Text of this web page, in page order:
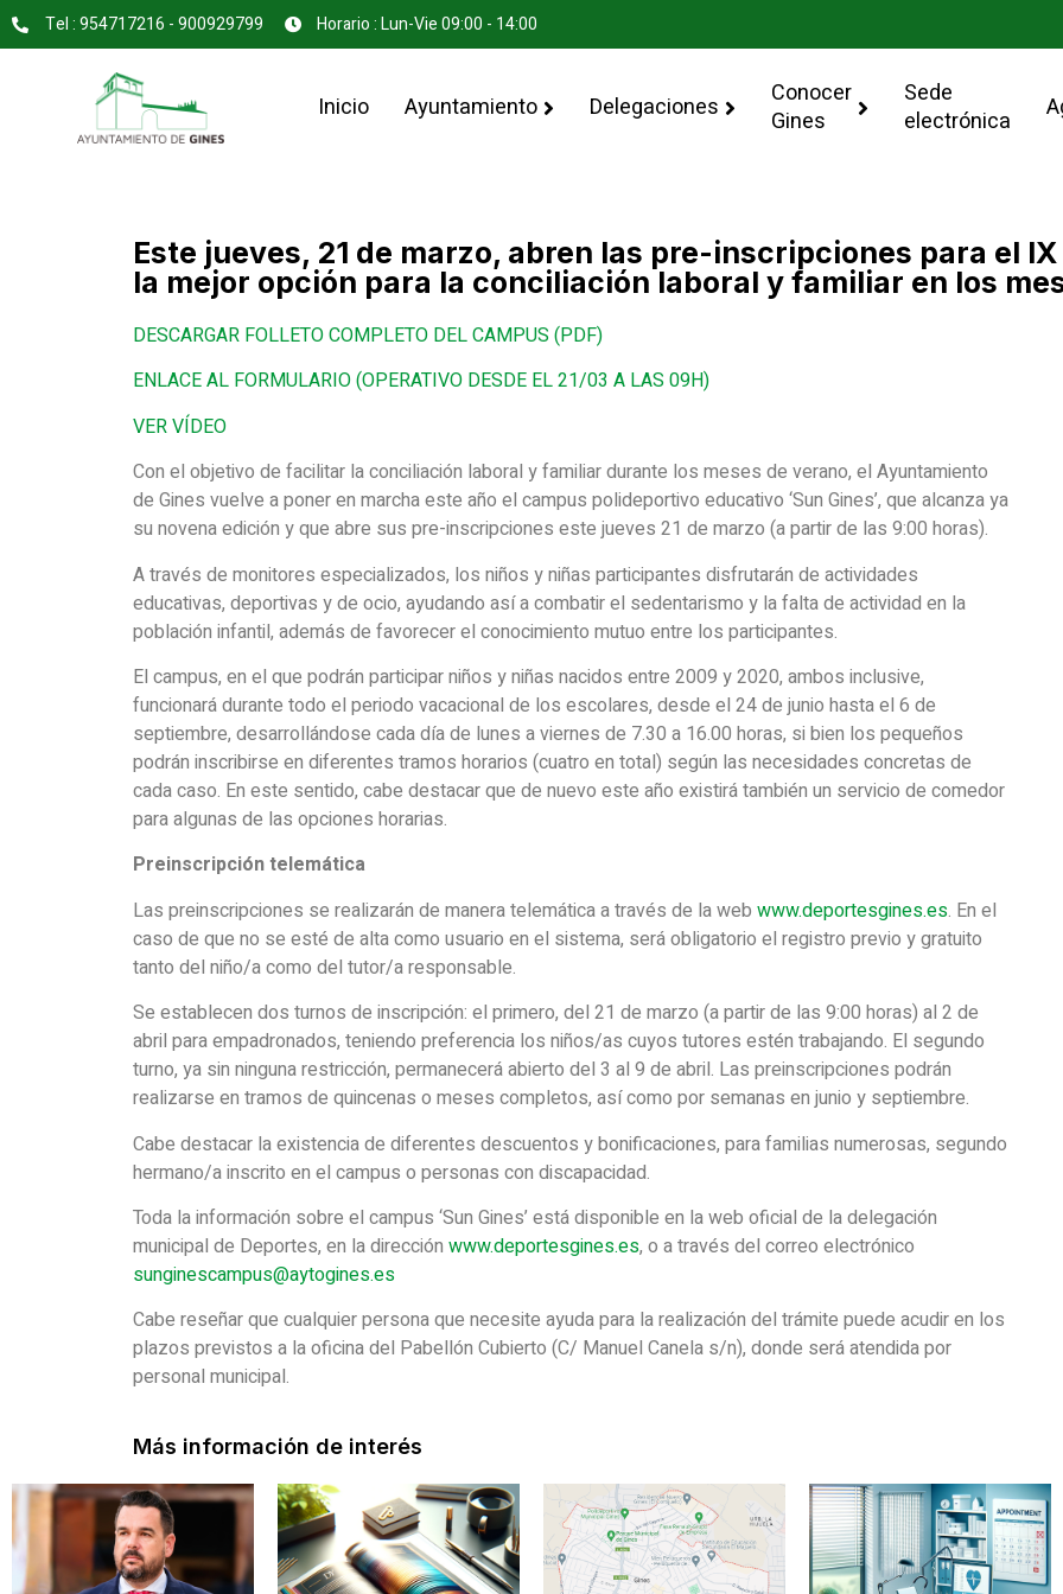
Tel : 954717216 - 900929799 Horario : Lun-Vie 09:00 - 14:00
Inicio Ayuntamiento Delegaciones
Conocer
Gines
Sede
electrónica
Este jueves, 21 de marzo, abren las pre-inscripciones para el IX
la mejor opción para la conciliación laboral y familiar en los
DESCARGAR FOLLETO COMPLETO DEL CAMPUS (PDF)
ENLACE AL FORMULARIO (OPERATIVO DESDE EL 21/03 A LAS 09H)
VER VÍDEO
Con el objetivo de facilitar la conciliación laboral y familiar durante los meses de verano, el Ayuntamiento
de Gines vuelve a poner en marcha este año el campus polideportivo educativo ‘Sun Gines’, que alcanza ya
su novena edición y que abre sus pre-inscripciones este jueves 21 de marzo (a partir de las 9:00 horas).
A través de monitores especializados, los niños y niñas participantes disfrutarán de actividades
educativas, deportivas y de ocio, ayudando así a combatir el sedentarismo y la falta de actividad en la
población infantil, además de favorecer el conocimiento mutuo entre los participantes.
El campus, en el que podrán participar niños y niñas nacidos entre 2009 y 2020, ambos inclusive,
funcionará durante todo el periodo vacacional de los escolares, desde el 24 de junio hasta el 6 de
septiembre, desarrollándose cada día de lunes a viernes de 7.30 a 16.00 horas, si bien los pequeños
podrán inscribirse en diferentes tramos horarios (cuatro en total) según las necesidades concretas de
cada caso. En este sentido, cabe destacar que de nuevo este año existirá también un servicio de comedor
para algunas de las opciones horarias.
Preinscripción telemática
Las preinscripciones se realizarán de manera telemática a través de la web www.deportesgines.es. En el
caso de que no se esté de alta como usuario en el sistema, será obligatorio el registro previo y gratuito
tanto del niño/a como del tutor/a responsable.
Se establecen dos turnos de inscripción: el primero, del 21 de marzo (a partir de las 9:00 horas) al 2 de
abril para empadronados, teniendo preferencia los niños/as cuyos tutores estén trabajando. El segundo
turno, ya sin ninguna restricción, permanecerá abierto del 3 al 9 de abril. Las preinscripciones podrán
realizarse en tramos de quincenas o meses completos, así como por semanas en junio y septiembre.
Cabe destacar la existencia de diferentes descuentos y bonificaciones, para familias numerosas, segundo
hermano/a inscrito en el campus o personas con discapacidad.
Toda la información sobre el campus ‘Sun Gines’ está disponible en la web oficial de la delegación
municipal de Deportes, en la dirección www.deportesgines.es, o a través del correo electrónico
sunginescampus@aytogines.es
Cabe reseñar que cualquier persona que necesite ayuda para la realización del trámite puede acudir en los
plazos previstos a la oficina del Pabellón Cubierto (C/ Manuel Canela s/n), donde será atendida por
personal municipal.
Más información de interés